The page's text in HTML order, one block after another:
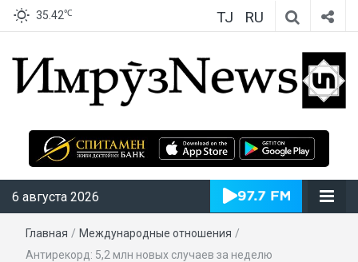
35.42℃ TJ RU
ИмрӯзNews
6 августа 2026
Главная / Международные отношения /
Антирекорд: 5,2 млн новых случаев за неделю